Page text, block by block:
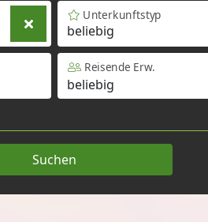
beliebig
Unterkunftstyp
Reisende Erw.